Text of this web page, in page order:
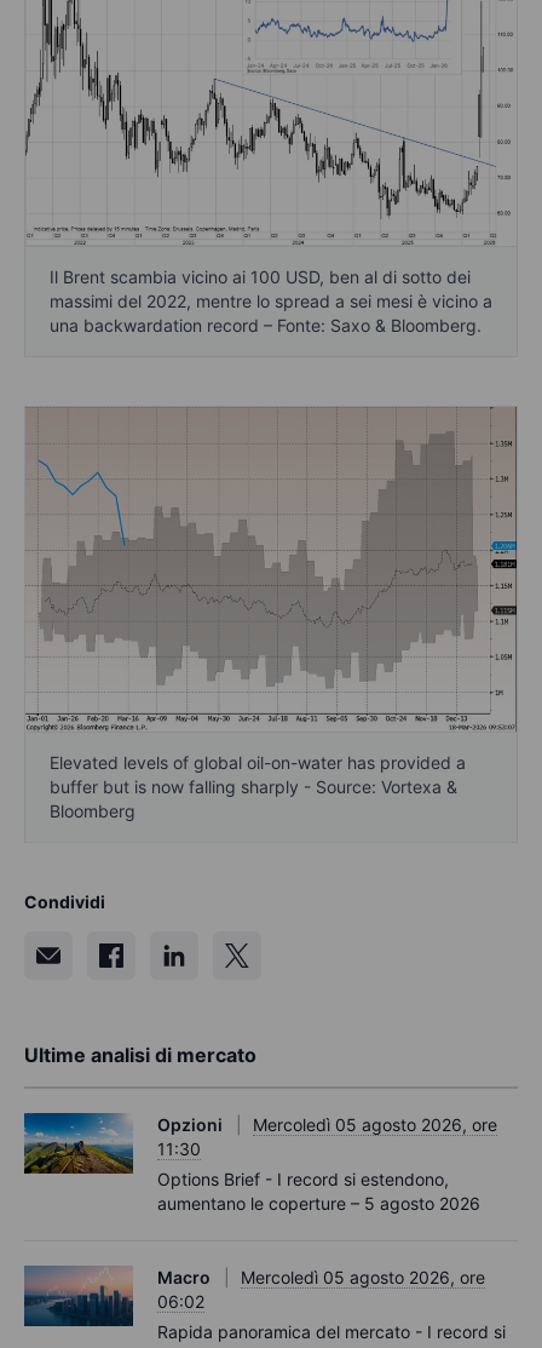
Il Brent scambia vicino ai 100 USD, ben al di sotto dei
massimi del 2022, mentre lo spread a sei mesi è vicino a
una backwardation record – Fonte: Saxo & Bloomberg.
Elevated levels of global oil-on-water has provided a
buffer but is now falling sharply - Source: Vortexa &
Bloomberg
Condividi
Ultime analisi di mercato
Opzioni
Mercoledì 05 agosto 2026, ore
11:30
Options Brief - I record si estendono,
aumentano le coperture – 5 agosto 2026
Macro
Mercoledì 05 agosto 2026, ore
06:02
Rapida panoramica del mercato - I record si